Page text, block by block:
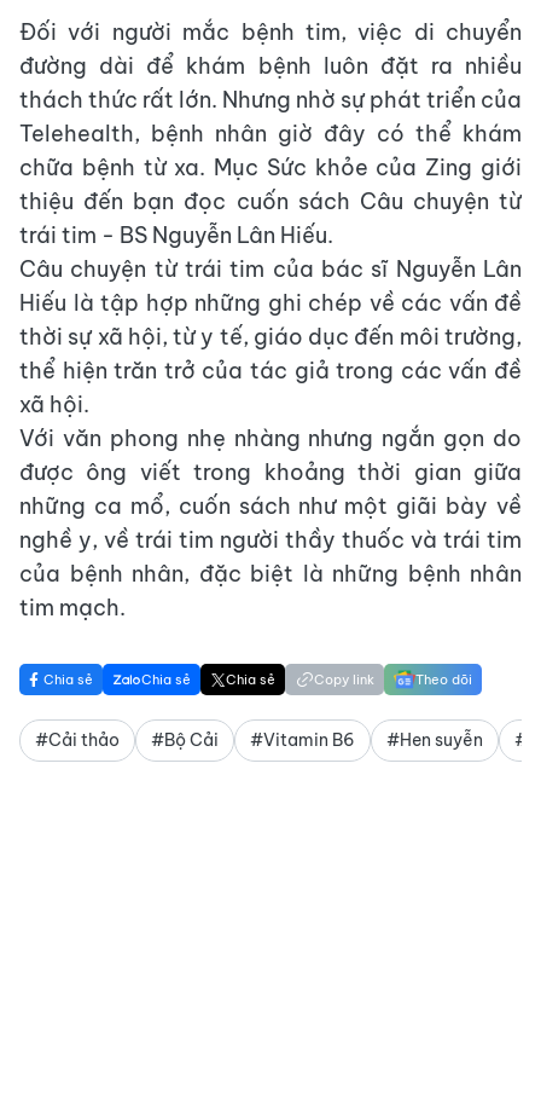
Đối với người mắc bệnh tim, việc di chuyển
đường dài để khám bệnh luôn đặt ra nhiều
thách thức rất lớn. Nhưng nhờ sự phát triển của
Telehealth, bệnh nhân giờ đây có thể khám
chữa bệnh từ xa. Mục Sức khỏe của Zing giới
thiệu đến bạn đọc cuốn sách Câu chuyện từ
trái tim - BS Nguyễn Lân Hiếu.
Câu chuyện từ trái tim của bác sĩ Nguyễn Lân
Hiếu là tập hợp những ghi chép về các vấn đề
thời sự xã hội, từ y tế, giáo dục đến môi trường,
thể hiện trăn trở của tác giả trong các vấn đề
xã hội.
Với văn phong nhẹ nhàng nhưng ngắn gọn do
được ông viết trong khoảng thời gian giữa
những ca mổ, cuốn sách như một giãi bày về
nghề y, về trái tim người thầy thuốc và trái tim
của bệnh nhân, đặc biệt là những bệnh nhân
tim mạch.
Chia sẻ Chia sẻ Chia sẻ Copy link Theo dõi
#Cải thảo #Bộ Cải #Vitamin B6 #Hen suyễn